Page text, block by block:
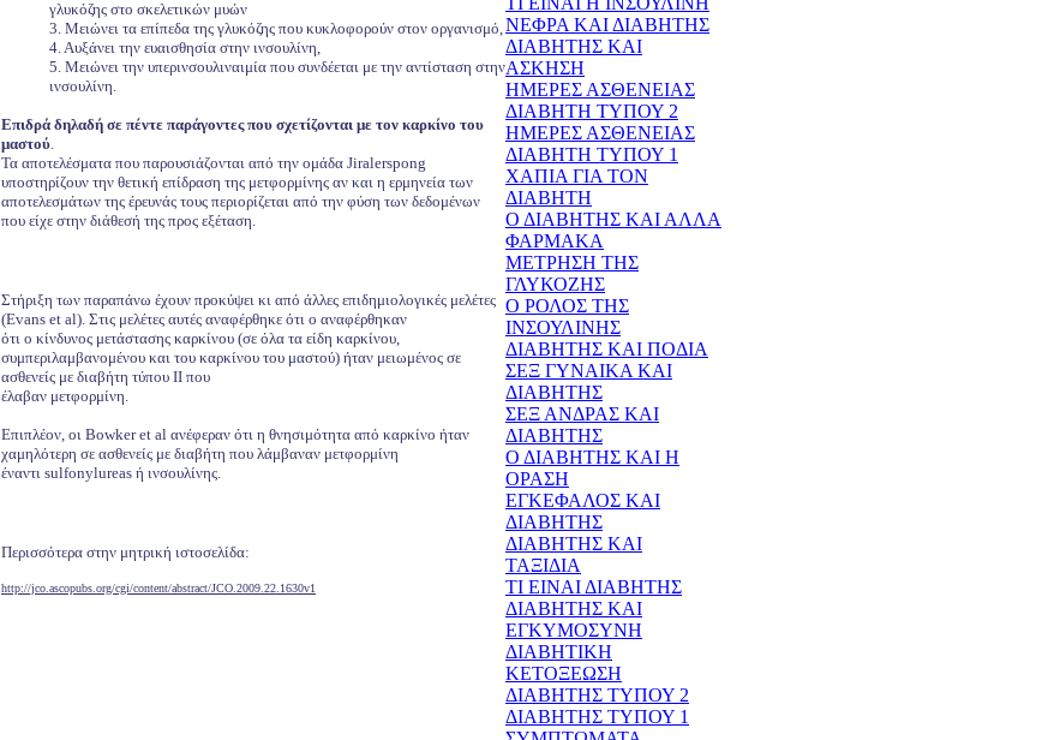
γλυκόζης στο σκελετικών μυών
3. Μειώνει τα επίπεδα της γλυκόζης που κυκλοφορούν στον οργανισμό,
4. Αυξάνει την ευαισθησία στην ινσουλίνη,
5. Μειώνει την υπερινσουλιναιμία που συνδέεται με την αντίσταση στην
ινσουλίνη.
Επιδρά δηλαδή σε πέντε παράγοντες που σχετίζονται με τον καρκίνο του
μαστού.
Τα αποτελέσματα που παρουσιάζονται από την ομάδα Jiralerspong
υποστηρίζουν την θετική επίδραση της μετφορμίνης αν και η ερμηνεία των
αποτελεσμάτων της έρευνάς τους περιορίζεται από την φύση των δεδομένων
που είχε στην διάθεσή της προς εξέταση.
Στήριξη των παραπάνω έχουν προκύψει κι από άλλες επιδημιολογικές μελέτες
(Evans et al). Στις μελέτες αυτές αναφέρθηκε ότι ο αναφέρθηκαν
ότι ο κίνδυνος μετάστασης καρκίνου (σε όλα τα είδη καρκίνου,
συμπεριλαμβανομένου και του καρκίνου του μαστού) ήταν μειωμένος σε
ασθενείς με διαβήτη τύπου ΙΙ που
έλαβαν μετφορμίνη.
Επιπλέον, οι Bowker et al ανέφεραν ότι η θνησιμότητα από καρκίνο ήταν
χαμηλότερη σε ασθενείς με διαβήτη που λάμβαναν μετφορμίνη
έναντι sulfonylureas ή ινσουλίνης.
Περισσότερα στην μητρική ιστοσελίδα:
http://jco.ascopubs.org/cgi/content/abstract/JCO.2009.22.1630v1
ΝΕΦΡΑ ΚΑΙ ΔΙΑΒΗΤΗΣ
ΔΙΑΒΗΤΗΣ ΚΑΙ
ΑΣΚΗΣΗ
ΗΜΕΡΕΣ ΑΣΘΕΝΕΙΑΣ
ΔΙΑΒΗΤΗ ΤΥΠΟΥ 2
ΗΜΕΡΕΣ ΑΣΘΕΝΕΙΑΣ
ΔΙΑΒΗΤΗ ΤΥΠΟΥ 1
ΧΑΠΙΑ ΓΙΑ ΤΟΝ
ΔΙΑΒΗΤΗ
Ο ΔΙΑΒΗΤΗΣ ΚΑΙ ΑΛΛΑ
ΦΑΡΜΑΚΑ
ΜΕΤΡΗΣΗ ΤΗΣ
ΓΛΥΚΟΖΗΣ
Ο ΡΟΛΟΣ ΤΗΣ
ΙΝΣΟΥΛΙΝΗΣ
ΔΙΑΒΗΤΗΣ ΚΑΙ ΠΟΔΙΑ
ΣΕΞ ΓΥΝΑΙΚΑ ΚΑΙ
ΔΙΑΒΗΤΗΣ
ΣΕΞ ΑΝΔΡΑΣ ΚΑΙ
ΔΙΑΒΗΤΗΣ
Ο ΔΙΑΒΗΤΗΣ ΚΑΙ Η
ΟΡΑΣΗ
ΕΓΚΕΦΑΛΟΣ ΚΑΙ
ΔΙΑΒΗΤΗΣ
ΔΙΑΒΗΤΗΣ ΚΑΙ
ΤΑΞΙΔΙΑ
ΤΙ ΕΙΝΑΙ ΔΙΑΒΗΤΗΣ
ΔΙΑΒΗΤΗΣ ΚΑΙ
ΕΓΚΥΜΟΣΥΝΗ
ΔΙΑΒΗΤΙΚΗ
ΚΕΤΟΞΕΩΣΗ
ΔΙΑΒΗΤΗΣ ΤΥΠΟΥ 2
ΔΙΑΒΗΤΗΣ ΤΥΠΟΥ 1